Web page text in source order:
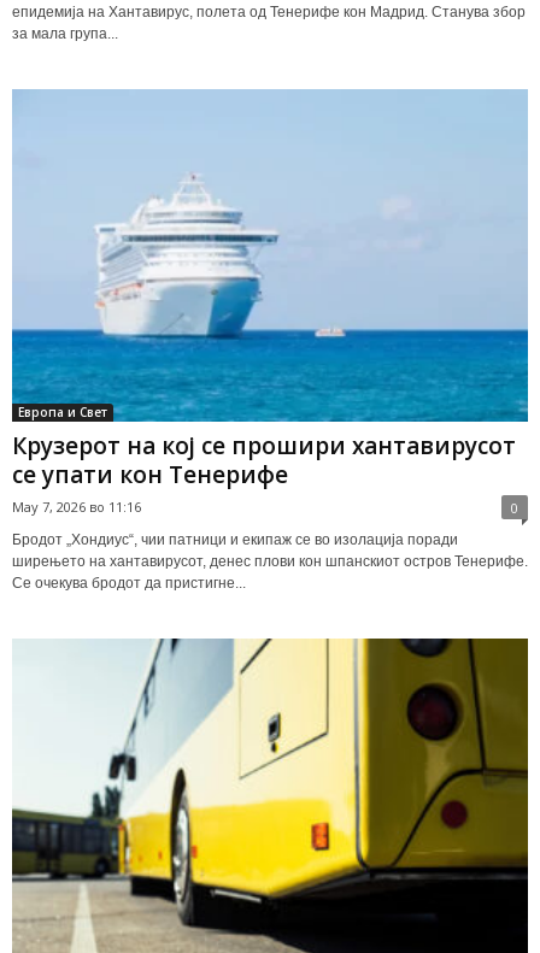
епидемија на Хантавирус, полета од Тенерифе кон Мадрид. Станува збор
за мала група...
Европа и Свет
Крузерот на кој се прошири хантавирусот
се упати кон Тенерифе
May 7, 2026 во 11:16 0
Бродот „Хондиус“, чии патници и екипаж се во изолација поради
ширењето на хантавирусот, денес плови кон шпанскиот остров Тенерифе.
Се очекува бродот да пристигне...